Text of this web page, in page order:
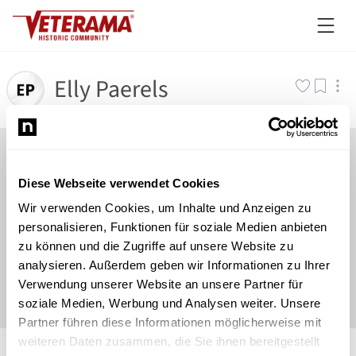
Diese Webseite verwendet Cookies
Wir verwenden Cookies, um Inhalte und Anzeigen zu
personalisieren, Funktionen für soziale Medien anbieten
zu können und die Zugriffe auf unsere Website zu
analysieren. Außerdem geben wir Informationen zu Ihrer
Verwendung unserer Website an unsere Partner für
soziale Medien, Werbung und Analysen weiter. Unsere
Partner führen diese Informationen möglicherweise mit
weiteren Daten zusammen, die Sie ihnen bereitgestellt
Elly Paerels
© Newsload /System